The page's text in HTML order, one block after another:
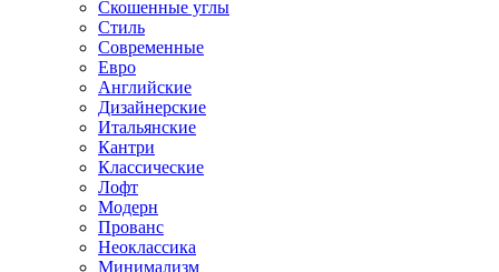
Скошенные углы
Стиль
Современные
Евро
Английские
Дизайнерские
Итальянские
Кантри
Классические
Лофт
Модерн
Прованс
Неоклассика
Минимализм